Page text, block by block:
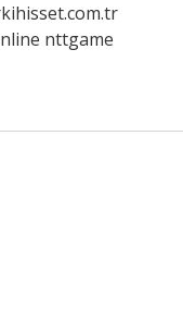
nttgame